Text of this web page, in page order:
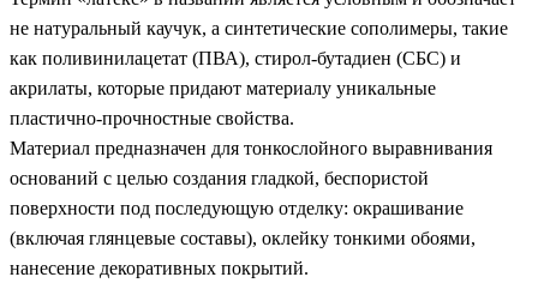
не натуральный каучук, а синтетические сополимеры, такие
как поливинилацетат (ПВА), стирол-бутадиен (СБС) и
акрилаты, которые придают материалу уникальные
пластично-прочностные свойства.
Материал предназначен для тонкослойного выравнивания
оснований с целью создания гладкой, беспористой
поверхности под последующую отделку: окрашивание
(включая глянцевые составы), оклейку тонкими обоями,
нанесение декоративных покрытий.